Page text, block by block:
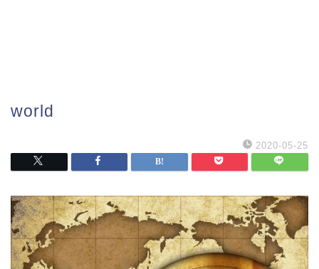
world
2020-05-25